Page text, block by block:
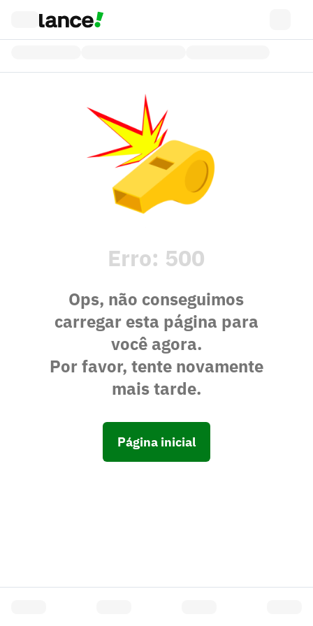
Erro: 500
Ops, não conseguimos
carregar esta página para
você agora.
Por favor, tente novamente
mais tarde.
Página inicial